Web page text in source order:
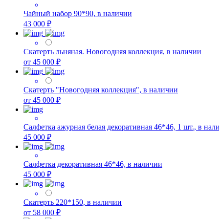
Чайный набор 90*90, в наличии
43 000 ₽
Скатерть льняная. Новогодняя коллекция, в наличии
от 45 000 ₽
Скатерть "Новогодняя коллекция", в наличии
от 45 000 ₽
Салфетка ажурная белая декоративная 46*46, 1 шт., в
45 000 ₽
Салфетка декоративная 46*46, в наличии
45 000 ₽
Скатерть 220*150, в наличии
от 58 000 ₽